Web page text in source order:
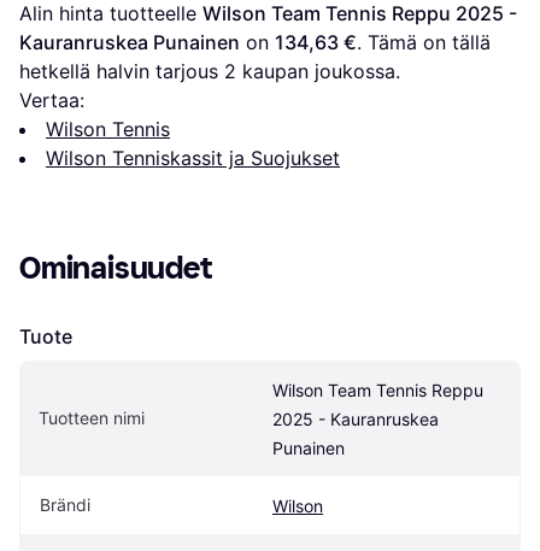
Alin hinta tuotteelle Wilson Team Tennis Reppu 2025 -
Kauranruskea Punainen on 134,63 €. Tämä on tällä
hetkellä halvin tarjous 2 kaupan joukossa.
Vertaa:
Wilson Tennis
Wilson Tenniskassit ja Suojukset
Ominaisuudet
Tuote
Tuotteen nimi
Wilson Team Tennis Reppu
2025 - Kauranruskea
Punainen
Brändi Wilson